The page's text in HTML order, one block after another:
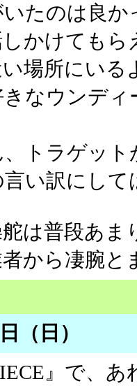
たのは良か
かけても
い場所にい
きなウンデ
、トラゲッ
言い訳にし
は普段あま
から凄腕と
（日）
』で、